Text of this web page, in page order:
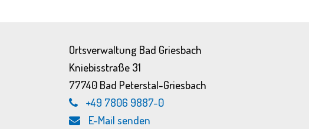
Ortsverwaltung Bad Griesbach
Kniebisstraße 31
77740 Bad Peterstal-Griesbach
+49 7806 9887-0
E-Mail senden